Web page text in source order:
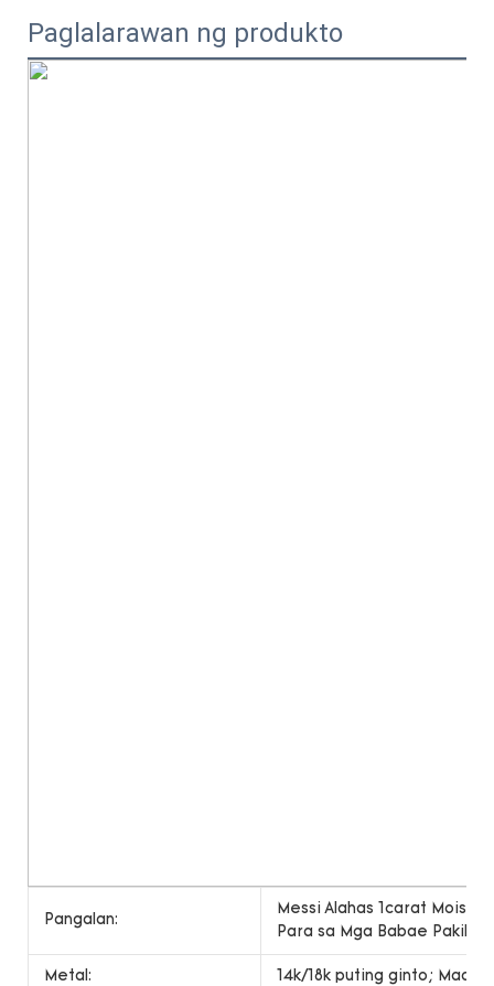
Paglalarawan ng produkto
Pangalan:
Messi Alahas 1carat
Para sa Mga Babae
Metal: 14k/18k puting ginto;